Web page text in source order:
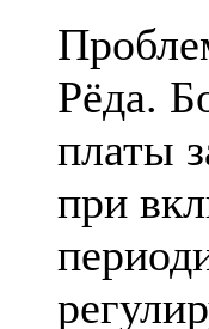
Рёда.
платы
при